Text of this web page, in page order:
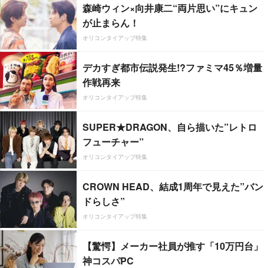
森崎ウィン×向井康二“両片思い”にキュン
が止まらん！
オリコンタイアップ特集
デカすぎ都市伝説発生!?ファミマ45％増量
作戦再来
オリコンタイアップ特集
SUPER★DRAGON、自ら描いた”レトロ
フューチャー”
オリコンタイアップ特集
CROWN HEAD、結成1周年で見えた”バン
ドらしさ”
オリコンタイアップ特集
【驚愕】メーカー社員が推す「10万円台」
神コスパPC